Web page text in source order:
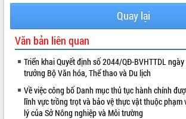
VIDEO
Quay lại
Văn bản liên quan
Triển khai Quyết định số 2044/QĐ-BVHTTDL
trưởng Bộ Văn hóa, Thể thao và Du lịch
Về việc công bố Danh mục thủ tục hành chính
lĩnh vực trồng trọt và bảo vệ thực vật thuộc phạm
lý của Sở Nông nghiệp và Môi trường